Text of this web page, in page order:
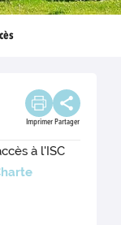
Imprimer Partager
à l'ISC